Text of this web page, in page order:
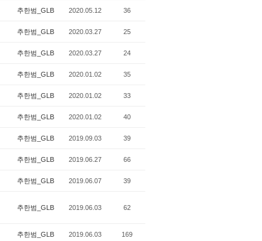
추한범_GLB 2020.05.12 36
추한범_GLB 2020.03.27 25
추한범_GLB 2020.03.27 24
추한범_GLB 2020.01.02 35
추한범_GLB 2020.01.02 33
추한범_GLB 2020.01.02 40
추한범_GLB 2019.09.03 39
추한범_GLB 2019.06.27 66
추한범_GLB 2019.06.07 39
추한범_GLB 2019.06.03 62
추한범_GLB 2019.06.03 169